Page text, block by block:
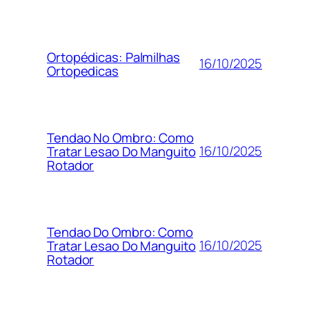
Ortopédicas: Palmilhas
Ortopedicas 16/10/2025
Tendao No Ombro: Como
Tratar Lesao Do Manguito
Rotador
16/10/2025
Tendao Do Ombro: Como
Tratar Lesao Do Manguito
Rotador
16/10/2025